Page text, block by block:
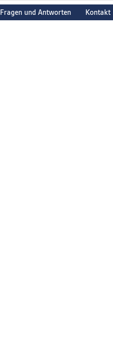
Fragen und Antworten Kontakt